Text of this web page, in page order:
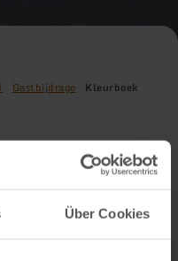
Über Cookies
Gastbijdrage Kleurboek
voor